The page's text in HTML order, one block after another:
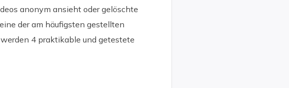
anonym ansieht oder gelöschte
der am häufigsten gestellten
werden 4 praktikable und getestete